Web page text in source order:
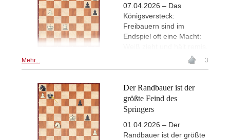
07.04.2026 – Das
Königsversteck:
Freibauern sind im
Endspiel oft eine Macht:
Mehr... 3
Der Randbauer ist der
größte Feind des
Springers
01.04.2026 – Der
Randbauer ist der größte